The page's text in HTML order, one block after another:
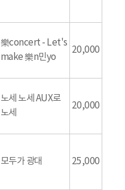
樂concert - Let's
make 樂n민yo
20,000
노세 노세 AUX로
노세
20,000
모두가 광대 25,000